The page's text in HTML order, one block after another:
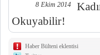
8 Ekim 2014
Okuyabilir!
Haber Bülteni eklentisi